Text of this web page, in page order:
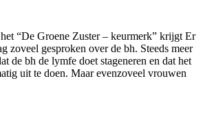
“De Groene Zuster – keurmerk” krijgt Er
zoveel gesproken over de bh. Steeds meer
de bh de lymfe doet stageneren en dat het
uit te doen. Maar evenzoveel vrouwen